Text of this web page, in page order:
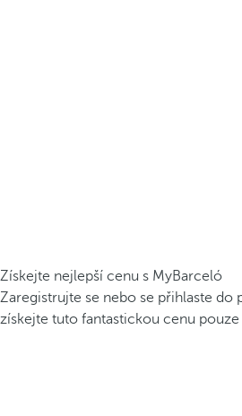
Získejte nejlepší cenu s MyBarceló
Zaregistrujte se nebo se přihlaste do
získejte tuto fantastickou cenu